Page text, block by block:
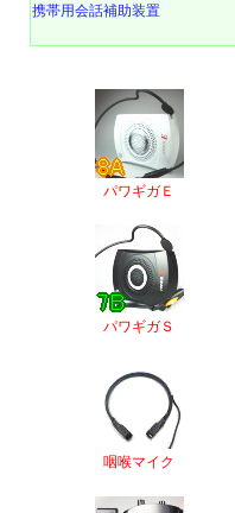
携帯用会話補助装置
パワギガＥ
パワギガＳ
咽喉マイク